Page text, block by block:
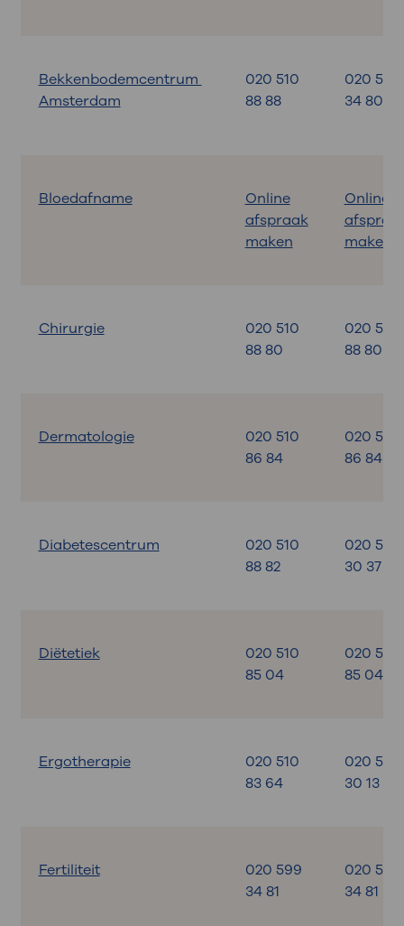
Bekkenbodemcentrum
Amsterdam
020 510
88 88
020 599
34 80
Bloedafname
Online
afspraak
maken
Online
maken
Chirurgie
020 510
88 80
020 510
88 80
Dermatologie
020 510
86 84
020 510
86 84
Diabetescentrum
020 510
88 82
020 599
30 37
Diëtetiek
020 510
85 04
020 510
85 04
Ergotherapie
020 510
83 64
020 599
30 13
Fertiliteit
020 599
34 81
020 599
34 81